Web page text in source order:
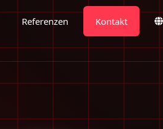
Referenzen Kontakt